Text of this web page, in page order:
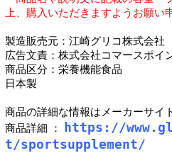
上、購入いただきますようお願い
製造販売元：江崎グリコ株式会社
広告文責：株式会社コマースポイ
商品区分：栄養機能食品
日本製
商品の詳細な情報はメーカーサイ
商品詳細 ：
https://
t/sportsupplement/